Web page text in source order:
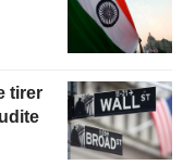
tirer